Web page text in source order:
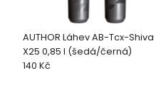
AUTHOR Láhev AB-Tcx-Shiva
X25 0,85 l (šedá/černá)
140 Kč